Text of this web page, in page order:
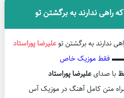
راهی ندارند به برگشتن تو
ندارند به برگشتن توعلیرضا پوراستاد
فقط موزیک خاص
با صدایعلیرضا پوراستاد